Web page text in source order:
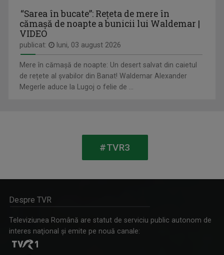
NUTRIINFO
Vineri, ora 18:20, la TVR Tg. Mureș; sâmbătă, ...
CORINA-MIHAELA IONUȚ
IOAN CRISTIAN - TĂRAN
Interpret și realizator al emisiunilor ”Cântec ...
“Sarea în bucate”: Rețeta de mere în
cămașă de noapte a bunicii lui Waldemar |
VIDEO
publicat: luni, 03 august 2026
Mere în cămașă de noapte: Un desert salvat din caietul
de rețete al șvabilor din Banat! Waldemar Alexander
Megerle aduce la Lugoj o felie de ...
#TVR3
Despre TVR
Televiziunea Română are statut de serviciu public autonom de
interes naţional şi emite pe nouă canale: